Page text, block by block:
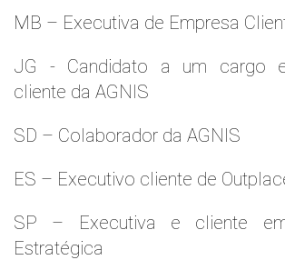
MB – Executiva de Empresa
JG - Candidato a um cargo
cliente da AGNIS
SD – Colaborador da AGNIS
ES – Executivo cliente de
SP – Executiva e cliente em
Estratégica